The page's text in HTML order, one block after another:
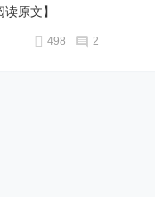
原文】
2
498